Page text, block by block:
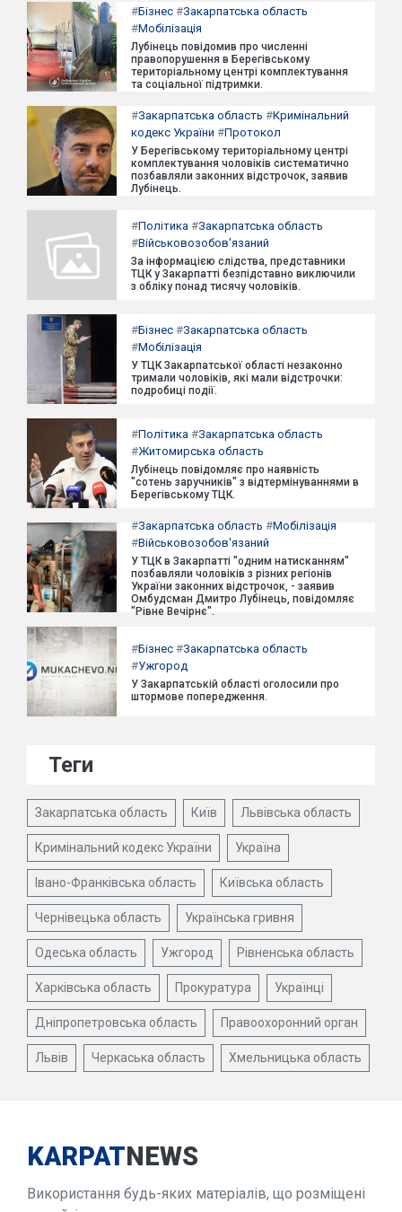
#Бізнес #Закарпатська область
#Мобілізація
Лубінець повідомив про численні
правопорушення в Берегівському
територіальному центрі комплектування
та соціальної підтримки.
#Закарпатська область #Кримінальний
кодекс України #Протокол
У Берегівському територіальному центрі
комплектування чоловіків систематично
позбавляли законних відстрочок, заявив
Лубінець.
#Політика #Закарпатська область
#Військовозобов'язаний
За інформацією слідства, представники
ТЦК у Закарпатті безпідставно виключили
з обліку понад тисячу чоловіків.
#Бізнес #Закарпатська область
#Мобілізація
У ТЦК Закарпатської області незаконно
тримали чоловіків, які мали відстрочки:
подробиці події.
#Політика #Закарпатська область
#Житомирська область
Лубінець повідомляє про наявність
"сотень заручників" з відтермінуваннями в
Берегівському ТЦК.
#Закарпатська область #Мобілізація
#Військовозобов'язаний
У ТЦК в Закарпатті "одним натисканням"
позбавляли чоловіків з різних регіонів
України законних відстрочок, - заявив
Омбудсман Дмитро Лубінець, повідомляє
"Рівне Вечірнє".
#Бізнес #Закарпатська область
#Ужгород
У Закарпатській області оголосили про
штормове попередження.
Теги
Закарпатська область Київ Львівська область
Кримінальний кодекс України Україна
Івано-Франківська область Київська область
Чернівецька область Українська гривня
Одеська область Ужгород Рівненська область
Харківська область Прокуратура Українці
Дніпропетровська область Правоохоронний орган
Львів Черкаська область Хмельницька область
KARPATNEWS
Використання будь-яких матеріалів, що розміщені